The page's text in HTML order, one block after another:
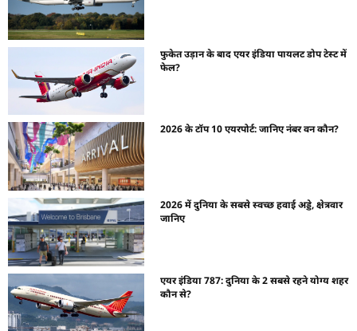
फुकेत उड़ान के बाद एयर इंडिया पायलट डोप टेस्ट में
फेल?
2026 के टॉप 10 एयरपोर्ट: जानिए नंबर वन कौन?
2026 में दुनिया के सबसे स्वच्छ हवाई अड्डे, क्षेत्रवार
जानिए
एयर इंडिया 787: दुनिया के 2 सबसे रहने योग्य शहर
कौन से?